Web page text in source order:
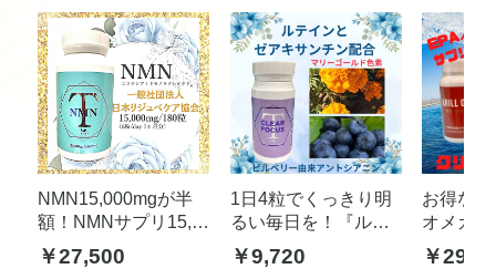
NMN15,000mgが半
額！NMNサプリ15,0
00mg (500mgx30日
分) 次世代エイジング
￥27,500
1日4粒でくっきり明
るい毎日を！『ルテ
イン・ゼアキサンチ
ン配合 クリアフォ
￥9,720
お得な
オメガ
サンチ
D含有
￥